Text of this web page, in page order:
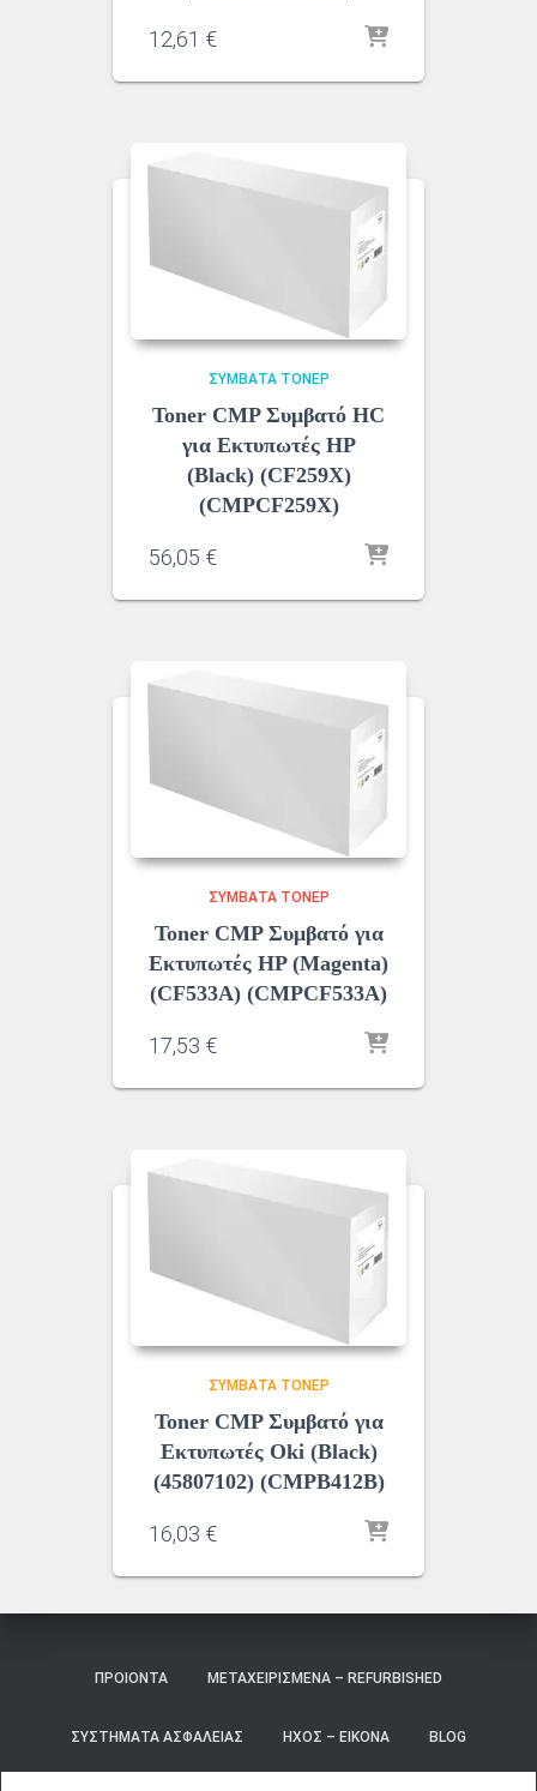
12,61 €
ΣΥΜΒΑΤΆ ΤΌΝΕΡ
Toner CMP Συμβατό HC
για Εκτυπωτές HP
(Black) (CF259X)
(CMPCF259X)
56,05 €
ΣΥΜΒΑΤΆ ΤΌΝΕΡ
Toner CMP Συμβατό για
Εκτυπωτές HP (Magenta)
(CF533A) (CMPCF533A)
17,53 €
ΣΥΜΒΑΤΆ ΤΌΝΕΡ
Toner CMP Συμβατό για
Εκτυπωτές Oki (Black)
(45807102) (CMPB412B)
16,03 €
ΠΡΟΙΌΝΤΑ ΜΕΤΑΧΕΙΡΙΣΜΈΝΑ – REFURBISHED
ΣΥΣΤΉΜΑΤΑ ΑΣΦΑΛΕΊΑΣ ΉΧΟΣ – ΕΙΚΌΝΑ BLOG